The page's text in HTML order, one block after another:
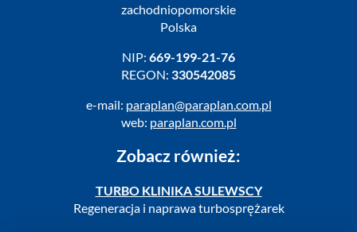
zachodniopomorskie
Polska
NIP: 669-199-21-76
REGON: 330542085
e-mail: paraplan@paraplan.com.pl
web: paraplan.com.pl
Zobacz również:
TURBO KLINIKA SULEWSCY
Regeneracja i naprawa turbosprężarek